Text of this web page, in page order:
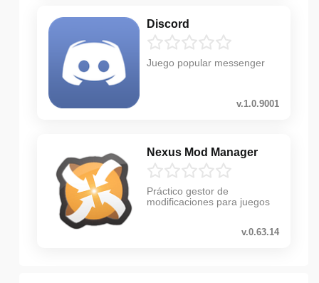
Discord
Juego popular messenger
v.1.0.9001
Nexus Mod Manager
Práctico gestor de
modificaciones para juegos
v.0.63.14